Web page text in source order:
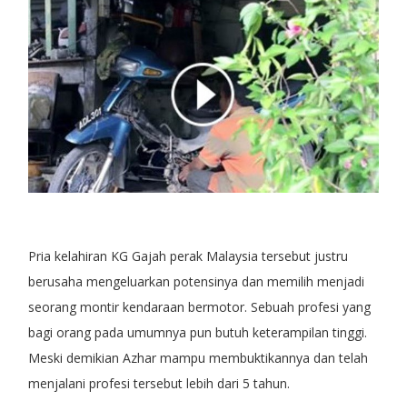
Pria kelahiran KG Gajah perak Malaysia tersebut justru
berusaha mengeluarkan potensinya dan memilih menjadi
seorang montir kendaraan bermotor. Sebuah profesi yang
bagi orang pada umumnya pun butuh keterampilan tinggi.
Meski demikian Azhar mampu membuktikannya dan telah
menjalani profesi tersebut lebih dari 5 tahun.